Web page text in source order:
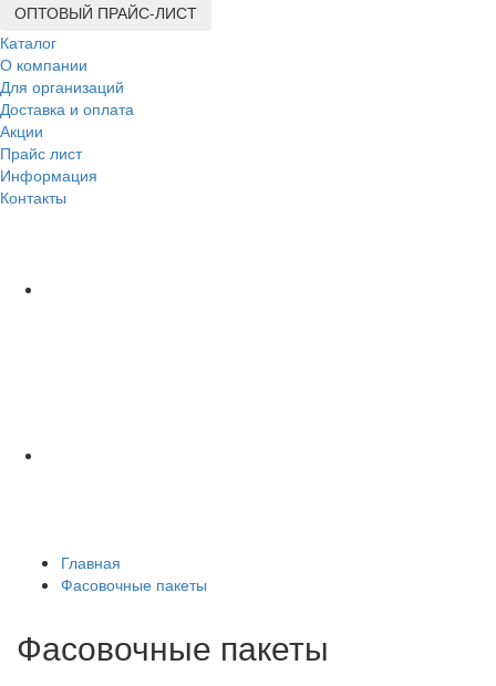
ОПТОВЫЙ ПРАЙС-ЛИСТ
Каталог
О компании
Для организаций
Доставка и оплата
Акции
Прайс лист
Информация
Контакты
Главная
Фасовочные пакеты
Фасовочные пакеты